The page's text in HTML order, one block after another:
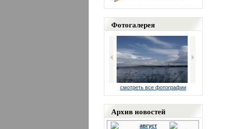
Фотогалерея
смотреть все фотографии
Архив новостей
август